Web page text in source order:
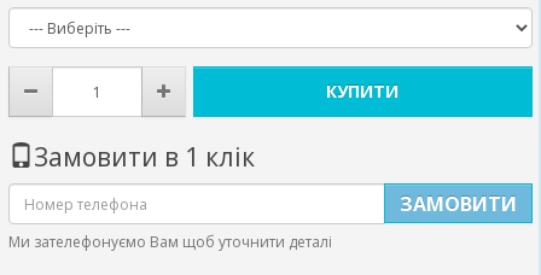
КУПИТИ
Замовити в 1 клік
ЗАМОВИТИ
Ми зателефонуємо Вам щоб уточнити деталі